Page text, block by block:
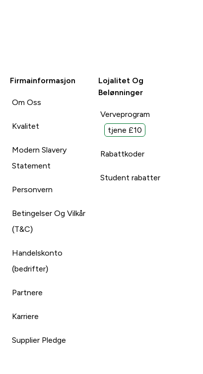
Firmainformasjon
Om Oss
Kvalitet
Modern Slavery
Statement
Personvern
Betingelser Og Vilkår
(T&C)
Handelskonto
(bedrifter)
Partnere
Karriere
Supplier Pledge
Lojalitet Og
Belønninger
Verveprogram
tjene £10
Rabattkoder
Student rabatter